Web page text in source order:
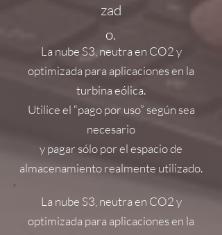
zad
o.
La nube S3, neutra en CO2 y
optimizada para aplicaciones en la
turbina eólica.
Utilice el “pago por uso” según sea
necesario
y pagar sólo por el espacio de
almacenamiento realmente utilizado.
La nube S3, neutra en CO2 y
optimizada para aplicaciones en la